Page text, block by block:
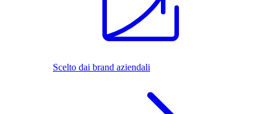
Scelto dai brand aziendali